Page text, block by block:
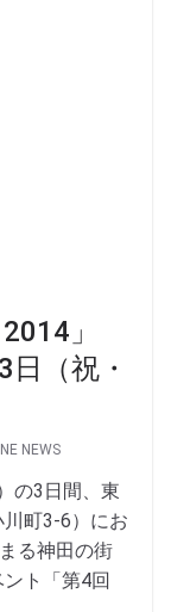
2014」
（祝・
NEWS
の3日間、東
町3-6）にお
る神田の街
ト「第4回